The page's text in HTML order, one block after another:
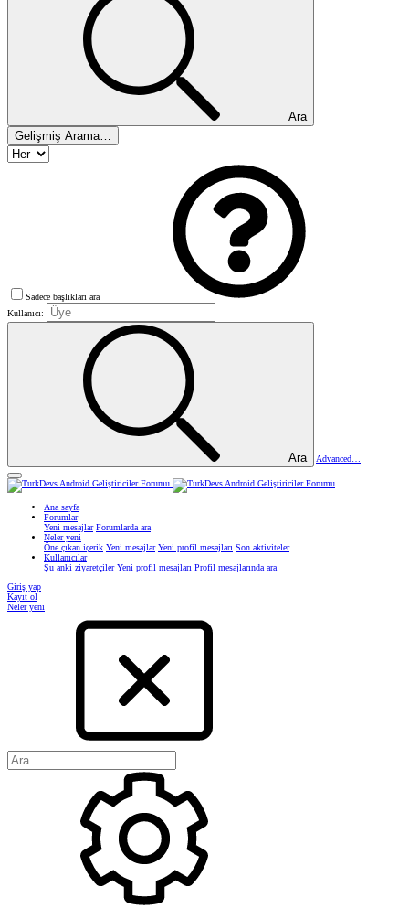
Ara
Gelişmiş Arama…
Sadece başlıkları ara
Kullanıcı:
Ara Advanced…
Ana sayfa
Forumlar
Yeni mesajlar Forumlarda ara
Neler yeni
Öne çıkan içerik Yeni mesajlar Yeni profil mesajları Son aktiviteler
Kullanıcılar
Şu anki ziyaretçiler Yeni profil mesajları Profil mesajlarında ara
Giriş yap
Kayıt ol
Neler yeni